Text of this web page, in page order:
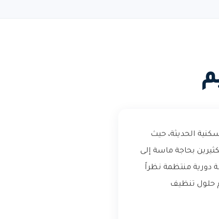
الحديثة، حيث
بحاجة ماسة إلى
دورية منتظمة نظراً
حلول تنظيف